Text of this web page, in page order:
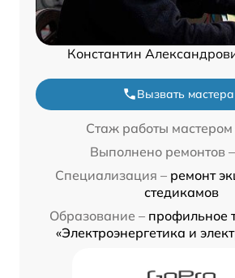
Константин
Вызвать мастера
Стаж работы мастером
Выполнено ремонтов –
Специализация – ремонт
стедикамов
Образование – профильное
«Электроэнергетика и